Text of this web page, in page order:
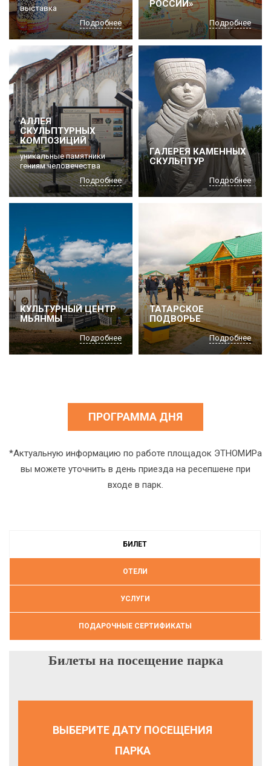
выставка
Подробнее
РОССИИ»
Подробнее
АЛЛЕЯ
СКУЛЬПТУРНЫХ
КОМПОЗИЦИЙ
уникальные памятники
гениям человечества
Подробнее
ГАЛЕРЕЯ КАМЕННЫХ
СКУЛЬПТУР
Подробнее
КУЛЬТУРНЫЙ ЦЕНТР
МЬЯНМЫ
Подробнее
ТАТАРСКОЕ
ПОДВОРЬЕ
Подробнее
ПРОГРАММА ДНЯ
*Актуальную информацию по работе площадок ЭТНОМИРа
вы можете уточнить в день приезда на ресепшене при
входе в парк.
БИЛЕТ
ОТЕЛИ
УСЛУГИ
ПОДАРОЧНЫЕ СЕРТИФИКАТЫ
Билеты на посещение парка
ВЫБЕРИТЕ ДАТУ ПОСЕЩЕНИЯ
ПАРКА